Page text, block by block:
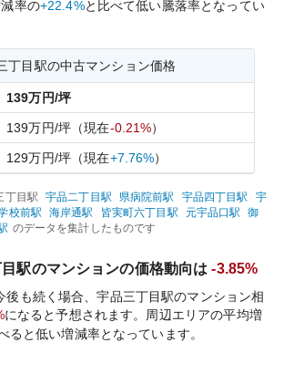
率の+22.4%と比べて低い騰落率となってい
丁目 駅の中古マンション価格
139万円/坪
139万円/坪 （現在-0.21%）
129万円/坪 （現在+7.76%）
丁目 駅 宇品二丁目駅 県病院前駅 宇品四丁目駅
宇
校前駅 海岸通駅 皆実町六丁目駅 元宇品口駅
御
のデータを集計したものです
駅のマンションの価格動向は -3.85%
後も続く場合、宇品三丁目駅のマンション相
になると予想されます。周辺エリアの平均増
ると低い増減率となっています。